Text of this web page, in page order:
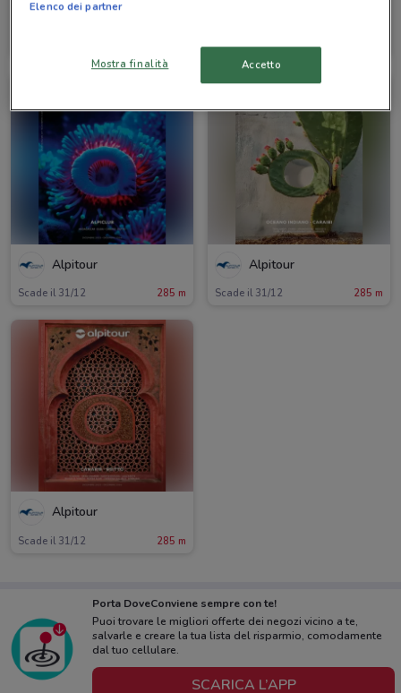
Alpitour
Scade il 31/10
Alpitour
Scade il 31/12 285 m
Alpitour
Scade il 31/12 285 m
Alpitour
Scade il 31/12 285 m
Porta DoveConviene sempre con te!
Puoi trovare le migliori offerte dei negozi vicino a te,
salvarle e creare la tua lista del risparmio, comodamente
dal tuo cellulare.
SCARICA L’APP
Elenco dei partner
Mostra finalità Accetto